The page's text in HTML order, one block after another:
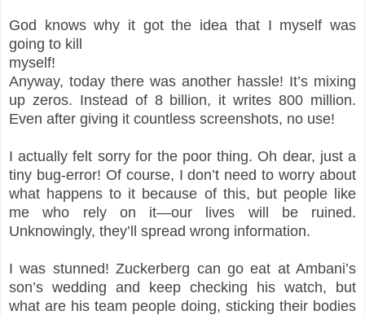
God knows why it got the idea that I myself was
going to kill
myself!
Anyway, today there was another hassle! It’s mixing
up zeros. Instead of 8 billion, it writes 800 million.
Even after giving it countless screenshots, no use!
I actually felt sorry for the poor thing. Oh dear, just a
tiny bug-error! Of course, I don’t need to worry about
what happens to it because of this, but people like
me who rely on it—our lives will be ruined.
Unknowingly, they’ll spread wrong information.
I was stunned! Zuckerberg can go eat at Ambani’s
son’s wedding and keep checking his watch, but
what are his team people doing, sticking their bodies